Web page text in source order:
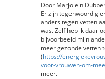
Door Marjolein
Er zijn tegenwoordig
anders tegen vetten
was. Zelf heb ik daar
bijvoorbeeld mijn
meer gezonde vetten
(https://
voor-vrouwen-om-
meer.